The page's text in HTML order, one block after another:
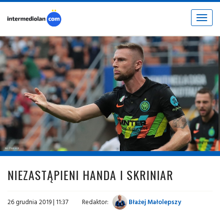
Toggle
fot. © inter.it
NIEZASTĄPIENI HANDA I SKRINIAR
26 grudnia 2019 | 11:37 Redaktor:
Błażej Małolepszy